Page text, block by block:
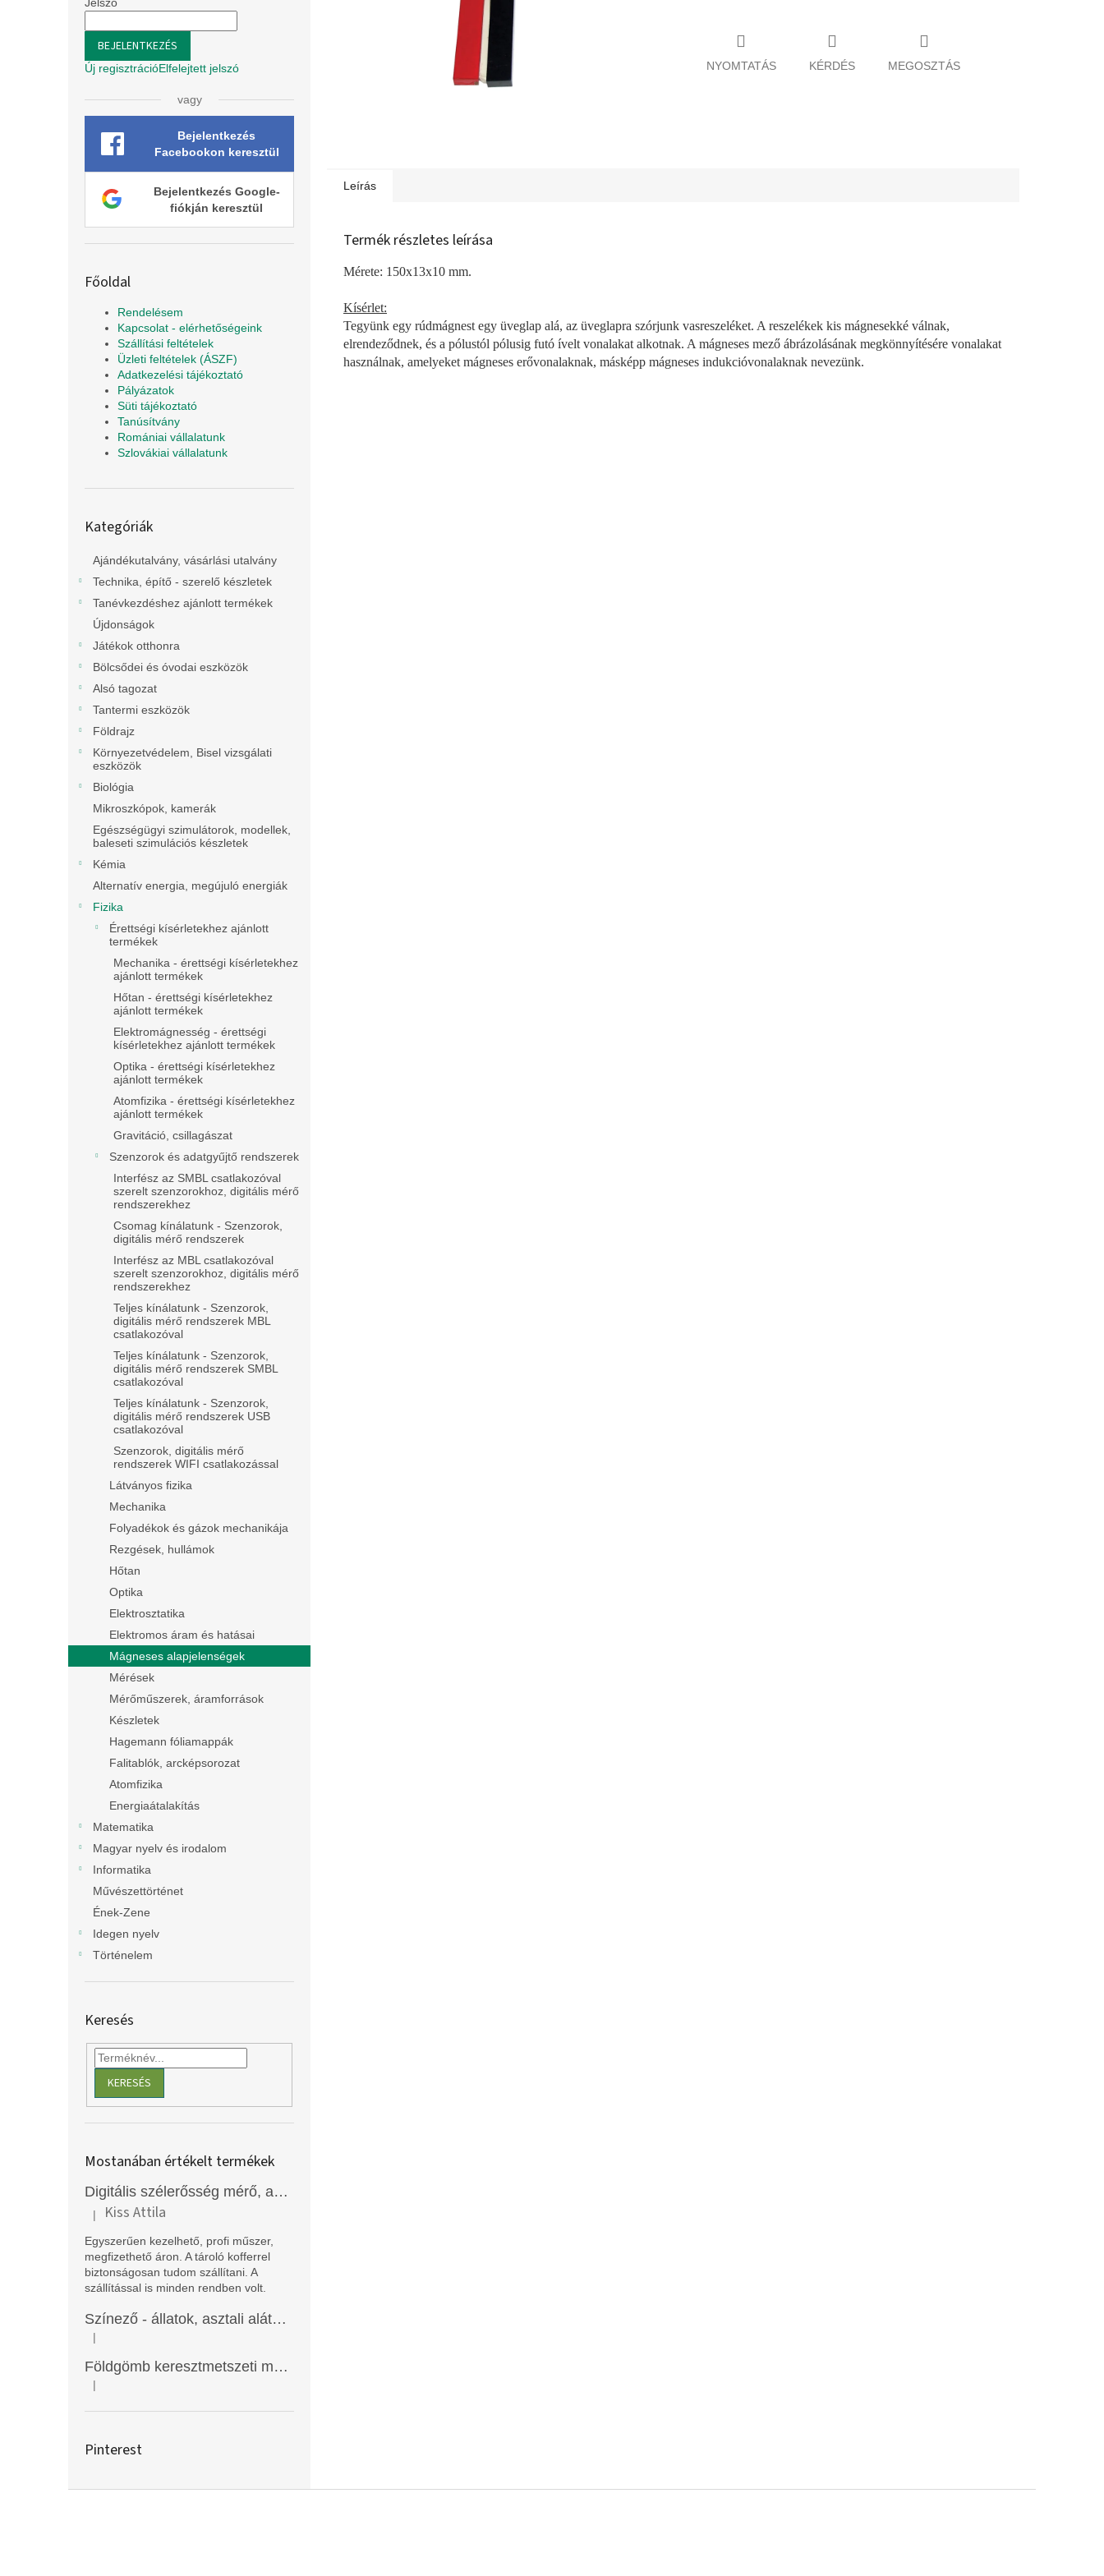
BEJELENTKEZÉS
Új regisztrációElfelejtett jelszó
vagy
Bejelentkezés
Facebookon keresztül
Bejelentkezés Google-
fiókján keresztül
Főoldal
Rendelésem
Kapcsolat - elérhetőségeink
Szállítási feltételek
Üzleti feltételek (ÁSZF)
Adatkezelési tájékoztató
Pályázatok
Süti tájékoztató
Tanúsítvány
Romániai vállalatunk
Szlovákiai vállalatunk
átugrása
Kategóriák
Ajándékutalvány, vásárlási utalvány
Technika, építő - szerelő készletek
Tanévkezdéshez ajánlott termékek
Újdonságok
Játékok otthonra
Bölcsődei és óvodai eszközök
Alsó tagozat
Tantermi eszközök
Földrajz
Környezetvédelem, Bisel vizsgálati
eszközök
Biológia
Mikroszkópok, kamerák
Egészségügyi szimulátorok, modellek,
baleseti szimulációs készletek
Kémia
Alternatív energia, megújuló energiák
Fizika
Érettségi kísérletekhez ajánlott
termékek
Mechanika - érettségi kísérletekhez
ajánlott termékek
Hőtan - érettségi kísérletekhez
ajánlott termékek
Elektromágnesség - érettségi
kísérletekhez ajánlott termékek
Optika - érettségi kísérletekhez
ajánlott termékek
Atomfizika - érettségi kísérletekhez
ajánlott termékek
Gravitáció, csillagászat
Szenzorok és adatgyűjtő rendszerek
Interfész az SMBL csatlakozóval
szerelt szenzorokhoz, digitális mérő
rendszerekhez
Csomag kínálatunk - Szenzorok,
digitális mérő rendszerek
Interfész az MBL csatlakozóval
szerelt szenzorokhoz, digitális mérő
rendszerekhez
Teljes kínálatunk - Szenzorok,
digitális mérő rendszerek MBL
csatlakozóval
Teljes kínálatunk - Szenzorok,
digitális mérő rendszerek SMBL
csatlakozóval
Teljes kínálatunk - Szenzorok,
digitális mérő rendszerek USB
csatlakozóval
Szenzorok, digitális mérő
rendszerek WIFI csatlakozással
Látványos fizika
Mechanika
Folyadékok és gázok mechanikája
Rezgések, hullámok
Hőtan
Optika
Elektrosztatika
Elektromos áram és hatásai
Mágneses alapjelenségek
Mérések
Mérőműszerek, áramforrások
Készletek
Hagemann fóliamappák
Falitablók, arcképsorozat
Atomfizika
Energiaátalakítás
Matematika
Magyar nyelv és irodalom
Informatika
Művészettörténet
Ének-Zene
Idegen nyelv
Történelem
Keresés
KERESÉS
Mostanában értékelt termékek
Digitális szélerősség mérő, anemométer, EM2250
A termék értékelése 5-ből 5 csillag.
| Kiss Attila
Egyszerűen kezelhető, profi műszer,
megfizethető áron. A tároló kofferrel
biztonságosan tudom szállítani. A
szállítással is minden rendben volt.
Színező - állatok, asztali alátét, Funny Mat
A termék értékelése 5-ből 5 csillag.
|
Földgömb keresztmetszeti modell
A termék értékelése 5-ből 5 csillag.
|
Pinterest
NYOMTATÁS KÉRDÉS MEGOSZTÁS
Leírás
Termék részletes leírása
Mérete: 150x13x10 mm.
Kísérlet:
Tegyünk egy rúdmágnest egy üveglap alá, az üveglapra szórjunk vasreszeléket. A reszelékek kis mágnesekké válnak,
elrendeződnek, és a pólustól pólusig futó ívelt vonalakat alkotnak. A mágneses mező ábrázolásának megkönnyítésére vonalakat
használnak, amelyeket mágneses erővonalaknak, másképp mágneses indukcióvonalaknak nevezünk.